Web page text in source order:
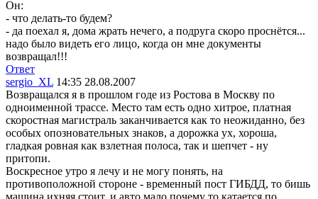
Он:
- что делать-то будем?
- да поехал я, дома жрать нечего, а подруга скоро проснётся...
надо было видеть его лицо, когда он мне документы
возвращал!!!
Ответ
sergio_XL 14:35 28.08.2007
Возвращался я в прошлом годе из Ростова в Москву по
одноименной трассе. Meсто там есть одно хитрое, платная
скоростная магистраль заканчивается как то неожиданно, без
особых опозновательных знаков, а дорожка ух, хороша,
гладкая ровная как взлетная полоса, так и шепчет - ну
притопи.
Воскресное утро я лечу и не могу понять, на
противоположной стороне - временный пост ГИБДД, то бишь
машина ихняя стоит, и авто мало почему то катается по